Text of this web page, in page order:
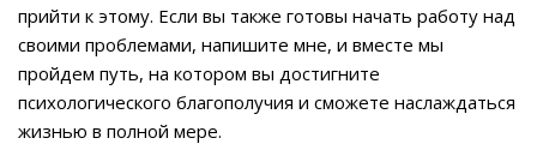
прийти к этому. Если вы также готовы начать работу над
своими проблемами, напишите мне, и вместе мы
пройдем путь, на котором вы достигните
психологического благополучия и сможете наслаждаться
жизнью в полной мере.